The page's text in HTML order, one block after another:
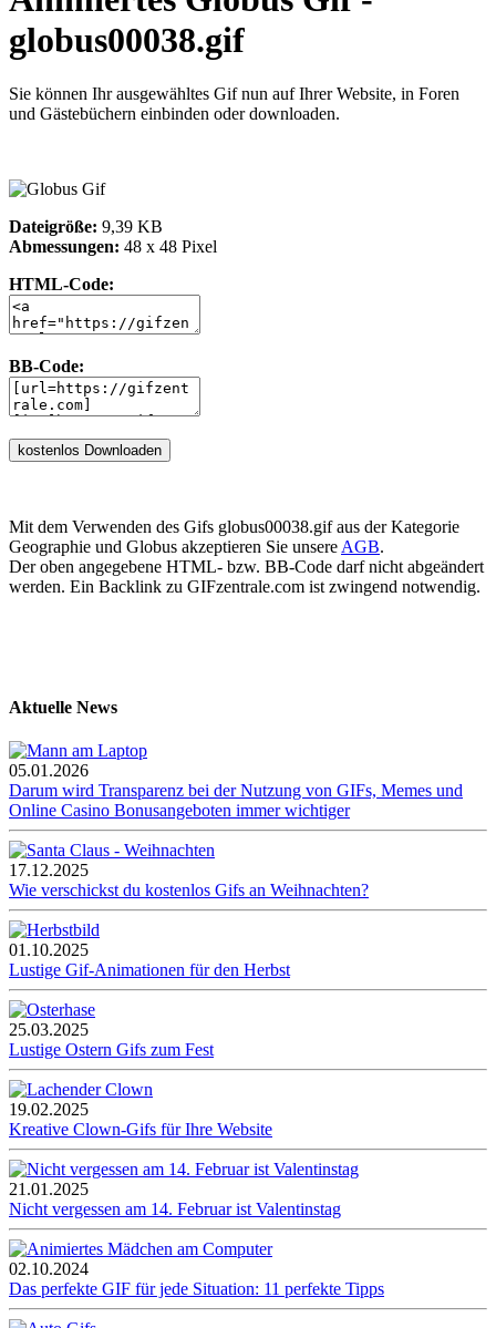
globus00038.gif
Sie können Ihr ausgewähltes Gif nun auf Ihrer Website, in Foren
und Gästebüchern einbinden oder downloaden.
Dateigröße: 9,39 KB
Abmessungen: 48 x 48 Pixel
HTML-Code:
BB-Code:
Mit dem Verwenden des Gifs globus00038.gif aus der Kategorie
Geographie und Globus akzeptieren Sie unsere AGB.
Der oben angegebene HTML- bzw. BB-Code darf nicht abgeändert
werden. Ein Backlink zu GIFzentrale.com ist zwingend notwendig.
Aktuelle News
05.01.2026
Darum wird Transparenz bei der Nutzung von GIFs, Memes und
Online Casino Bonusangeboten immer wichtiger
17.12.2025
Wie verschickst du kostenlos Gifs an Weihnachten?
01.10.2025
Lustige Gif-Animationen für den Herbst
25.03.2025
Lustige Ostern Gifs zum Fest
19.02.2025
Kreative Clown-Gifs für Ihre Website
21.01.2025
Nicht vergessen am 14. Februar ist Valentinstag
02.10.2024
Das perfekte GIF für jede Situation: 11 perfekte Tipps